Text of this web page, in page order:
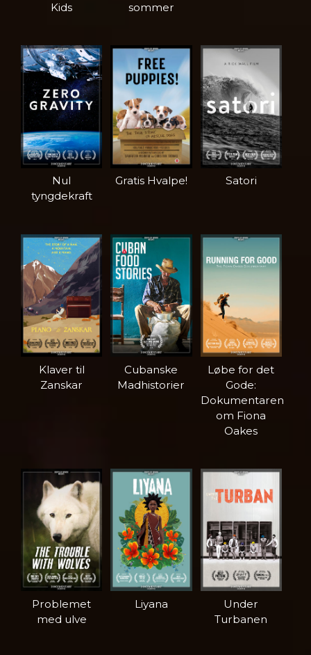
Kids
sommer
Nul
tyngdekraft
Gratis Hvalpe! Satori
Klaver til
Zanskar
Cubanske
Madhistorier
Løbe for det
Gode:
Dokumentaren
om Fiona
Oakes
Problemet
med ulve
Liyana
Under
Turbanen